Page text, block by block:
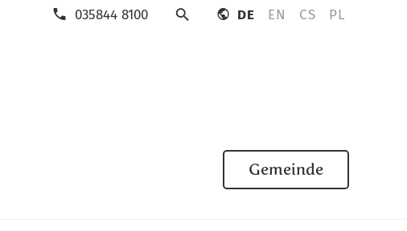
035844 8100 DE EN CS PL
Gemeinde